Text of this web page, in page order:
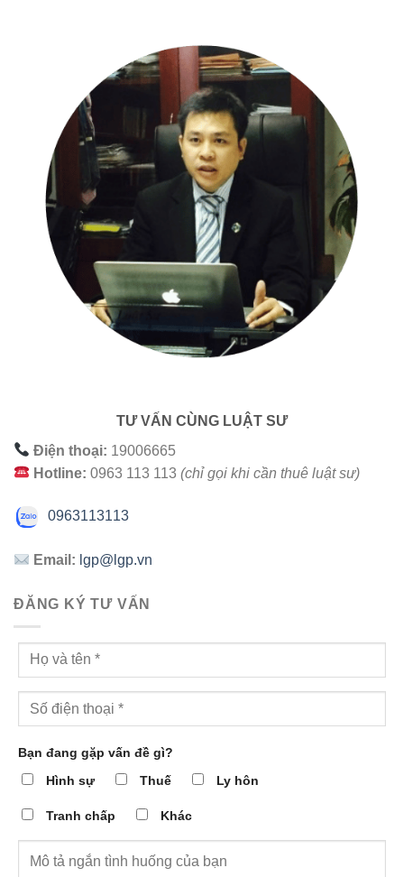
TƯ VẤN CÙNG LUẬT SƯ
Điện thoại: 19006665
Hotline: 0963 113 113(chỉ gọi khi cần thuê luật sư)
0963113113
Email: lgp@lgp.vn
ĐĂNG KÝ TƯ VẤN
Bạn đang gặp vấn đề gì?
Hình sự
Thuế Ly hôn
Tranh chấp Khác